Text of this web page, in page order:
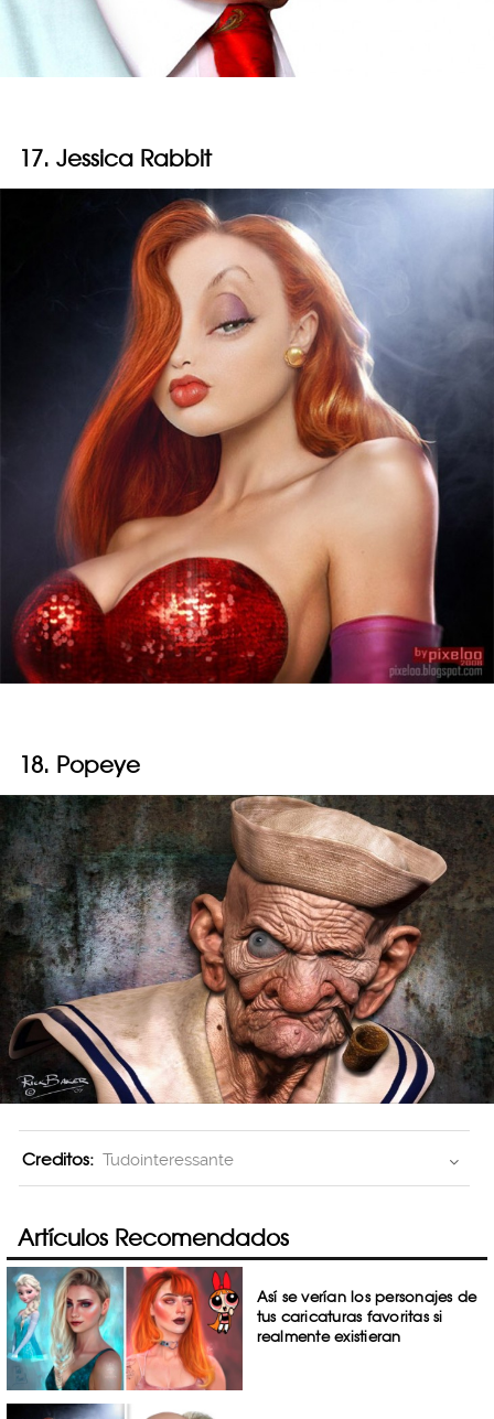
17. Jessica Rabbit
18. Popeye
Creditos: Tudointeressante
Artículos Recomendados
Así se verían los personajes de
tus caricaturas favoritas si
realmente existieran